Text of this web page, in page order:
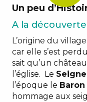
Un peu
A la
L’origine du
car elle s’est
sait qu’un
l’église. Le
l’époque le
hommage aux